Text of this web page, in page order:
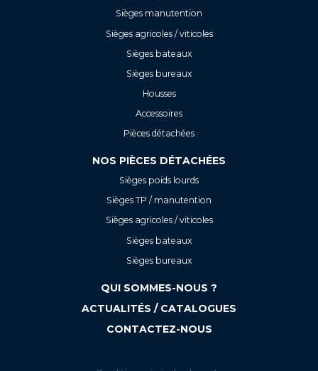
Sièges manutention
Sièges agricoles / viticoles
Sièges bateaux
Sièges bureaux
Housses
Accessoires
Pièces détachées
NOS PIÈCES DÉTACHÉES
Sièges poids lourds
Sièges TP / manutention
Sièges agricoles / viticoles
Sièges bateaux
Sièges bureaux
QUI SOMMES-NOUS ?
ACTUALITÉS / CATALOGUES
CONTACTEZ-NOUS